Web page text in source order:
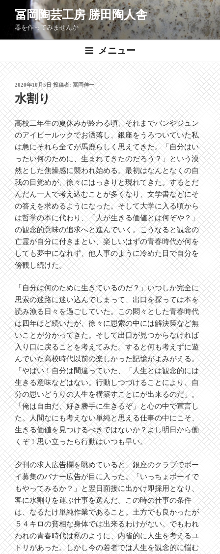
ン
へ
ス
キ
ッ
プ
冨岡陶芸工房 勝田陶人舎
器を作ってみませんか
メニュー
投
稿
日:
2020年10月5日投稿者:冨岡伸一
水割り
高校二年生の夏休みが終わる頃、それまでバンやジュン
のアイビールックでお洒落し、銀座をうろついていた私
は急にそれら全てが馬鹿らしく思えてきた。「自分はい
ったい何のために、生まれてきたのだろう？」という漠
然とした焦燥感に襲われ始める。最初はなんとなくの自
我の目覚めが、徐々にはっきりと現れてきた。するとだ
んだん一人で考え込むことが多くなり、文学書などにそ
の答えを求めるようになった。そして大学に入る頃から
は哲学の本に代わり、「人が生きる価値とは何ぞや？」
の観念的意味の追求へと進んでいく。こうなると観念の
亡霊が自分に付きまとい、楽しいはずの青春時代が何を
しても夢中になれず、他人事のように冷めた目で自分を
傍観し続けた。
「自分は何のために生きているのだ？」いつしか完全に
思索の迷路に迷い込んでしまって、出口を探っては本を
読み漁る日々を過ごしていた。この悶々とした青春時代
は四年ほど続いたが、徐々に思索の中には解決策など無
いことが分かってきた。そして出口が見つからなければ
入り口に戻ることを考えてみた。すると何も考えずに遊
んでいた高校時代以前の楽しかった記憶がよみがえる。
「やばい！自分は間違っていた、「人生とは観念的には
生きる意味などはない。行動しつづけることにより、自
分の思いどうりの人生を構築すことにが出来るのだ」。
「俺は自由だ、好き勝手に生きるぞ」と心の中で宣言し
た。人間なにも考えない単純と思える仕事の中にこそ、
生きる価値を見つけるべきではないか？よし明日から働
くぞ！思い立ったら行動はいつも早い。
夕刊の求人広告欄を眺めていると、銀座のクラブでボー
イ募集のバナー広告が目に入った。「いっちょボーイで
もやってみるか？」と翌日面接に出かけ即採用となり、
客に水割りを運ぶ仕事を選んだ。この時の仕事の条件
は、なるたけ単純作業であること。土方でも良かったが
５４キロの貧相な身体では出来るわけがない。でもわれ
われの青春時代は私のように、内省的に人生を考えるユ
トリがあった。しかし今の若者では人生を観念的に悩む